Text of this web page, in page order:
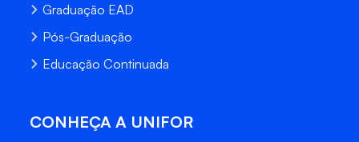
Graduação EAD
Pós-Graduação
Educação Continuada
CONHEÇA A UNIFOR